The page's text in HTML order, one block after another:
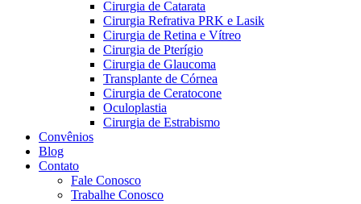
Cirurgia de Catarata
Cirurgia Refrativa PRK e Lasik
Cirurgia de Retina e Vítreo
Cirurgia de Pterígio
Cirurgia de Glaucoma
Transplante de Córnea
Cirurgia de Ceratocone
Oculoplastia
Cirurgia de Estrabismo
Convênios
Blog
Contato
Fale Conosco
Trabalhe Conosco